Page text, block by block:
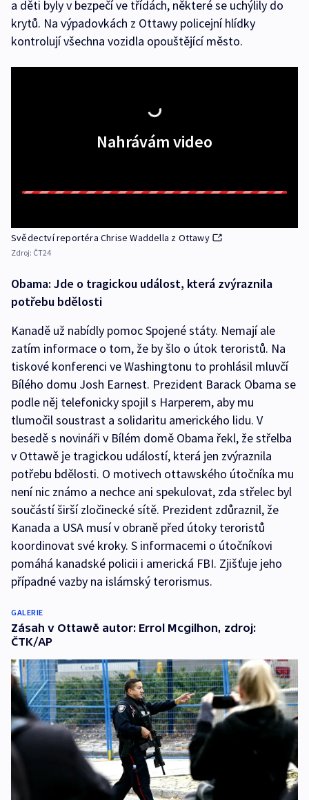
a děti byly v bezpečí ve třídách, některé se uchýlily do
krytů. Na výpadovkách z Ottawy policejní hlídky
kontrolují všechna vozidla opouštějící město.
Nahrávám video
Svědectví reportéra Chrise Waddella z Ottawy
Zdroj: ČT24
Obama: Jde o tragickou událost, která zvýraznila
potřebu bdělosti
Kanadě už nabídly pomoc Spojené státy. Nemají ale
zatím informace o tom, že by šlo o útok teroristů. Na
tiskové konferenci ve Washingtonu to prohlásil mluvčí
Bílého domu Josh Earnest. Prezident Barack Obama se
podle něj telefonicky spojil s Harperem, aby mu
tlumočil soustrast a solidaritu amerického lidu. V
besedě s novináři v Bílém domě Obama řekl, že střelba
v Ottawě je tragickou událostí, která jen zvýraznila
potřebu bdělosti. O motivech ottawského útočníka mu
není nic známo a nechce ani spekulovat, zda střelec byl
součástí širší zločinecké sítě. Prezident zdůraznil, že
Kanada a USA musí v obraně před útoky teroristů
koordinovat své kroky. S informacemi o útočníkovi
pomáhá kanadské policii i americká FBI. Zjišťuje jeho
případné vazby na islámský terorismus.
GALERIE
Zásah v Ottawě autor: Errol Mcgilhon, zdroj:
ČTK/AP